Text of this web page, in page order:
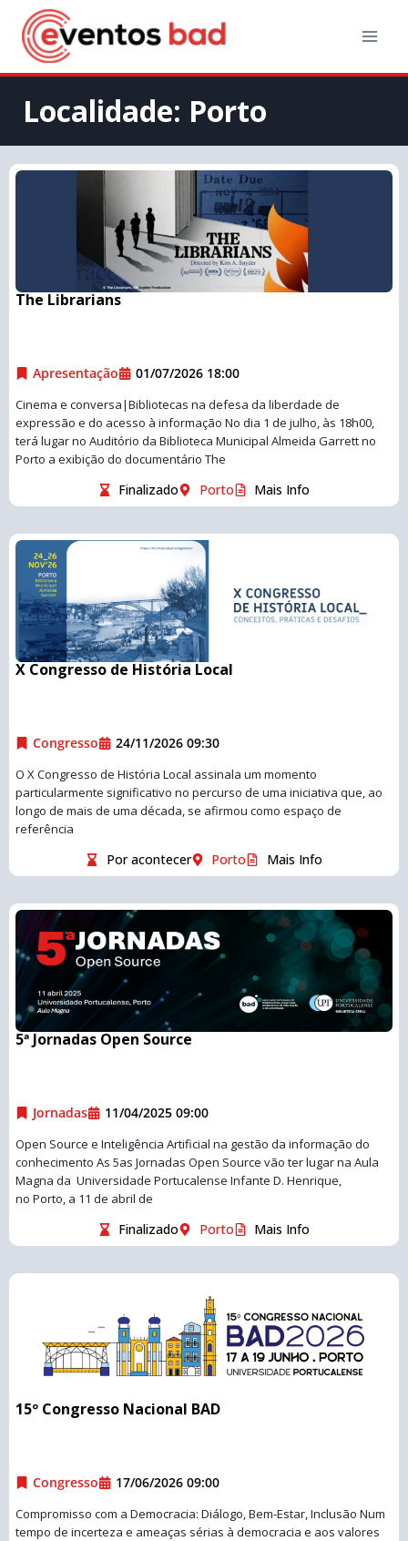
Localidade: Porto
The Librarians
Apresentação 01/07/2026 18:00
Cinema e conversa|Bibliotecas na defesa da liberdade de
expressão e do acesso à informação No dia 1 de julho, às 18h00,
terá lugar no Auditório da Biblioteca Municipal Almeida Garrett no
Porto a exibição do documentário The
Finalizado Porto Mais Info
X Congresso de História Local
Congresso 24/11/2026 09:30
O X Congresso de História Local assinala um momento
particularmente significativo no percurso de uma iniciativa que, ao
longo de mais de uma década, se afirmou como espaço de
referência
Por acontecer Porto Mais Info
5ª Jornadas Open Source
Jornadas 11/04/2025 09:00
Open Source e Inteligência Artificial na gestão da informação do
conhecimento As 5as Jornadas Open Source vão ter lugar na Aula
Magna da Universidade Portucalense Infante D. Henrique,
no Porto, a 11 de abril de
Finalizado Porto Mais Info
15º Congresso Nacional BAD
Congresso 17/06/2026 09:00
Compromisso com a Democracia: Diálogo, Bem-Estar, Inclusão Num
tempo de incerteza e ameaças sérias à democracia e aos valores